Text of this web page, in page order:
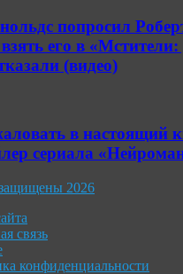
попросил
его в
(видео)
в настоящий
сериала
2026
связь
конфиденциальности